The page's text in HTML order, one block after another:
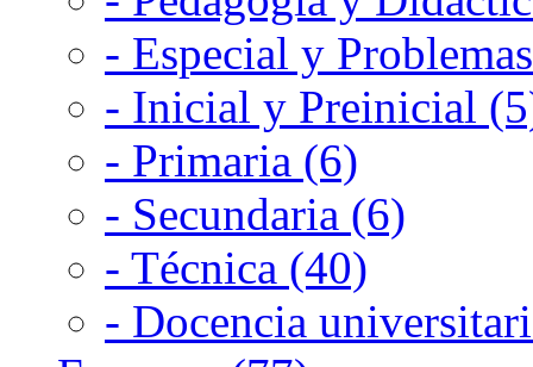
- Especial y
- Inicial y Preinicial
- Primaria (6)
- Secundaria (6)
- Técnica (40)
- Docencia